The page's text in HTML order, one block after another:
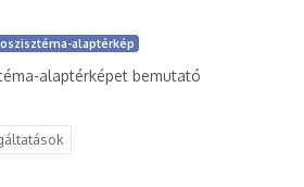
alaptérkép
alaptérképet bemutató